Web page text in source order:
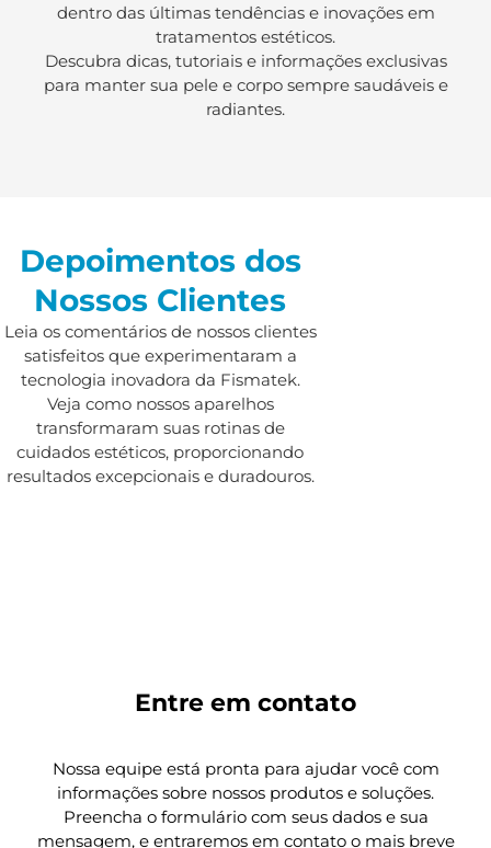
dentro das últimas tendências e inovações em
tratamentos estéticos.
Descubra dicas, tutoriais e informações exclusivas
para manter sua pele e corpo sempre saudáveis e
radiantes.
Depoimentos dos
Nossos Clientes
Leia os comentários de nossos clientes
satisfeitos que experimentaram a
tecnologia inovadora da Fismatek.
Veja como nossos aparelhos
transformaram suas rotinas de
cuidados estéticos, proporcionando
resultados excepcionais e duradouros.
Entre em contato
Nossa equipe está pronta para ajudar você com
informações sobre nossos produtos e soluções.
Preencha o formulário com seus dados e sua
mensagem, e entraremos em contato o mais breve